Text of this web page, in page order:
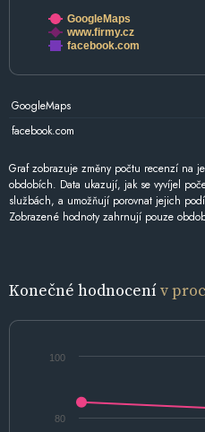
GoogleMaps
www.firmy.cz
facebook.com
GoogleMaps
facebook.com
Graf zobrazuje změny počtu recenzí na
obdobích. Data ukazují, jak se vyvíjel
službách, a umožňují porovnat jejich
Zobrazené hodnoty zahrnují pouze
Konečné hodnocenív
80
100